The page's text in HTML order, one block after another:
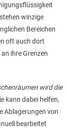
winzige
Bereichen
oft auch dort
ihre Grenzen
wird die
kann dabei helfen,
Ablagerungen von
bearbeitet